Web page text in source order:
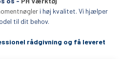
i høj kvalitet. Vi hjælper
til dit behov.
rådgivning og få leveret